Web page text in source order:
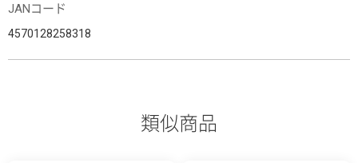
JANコード
4570128258318
類似商品